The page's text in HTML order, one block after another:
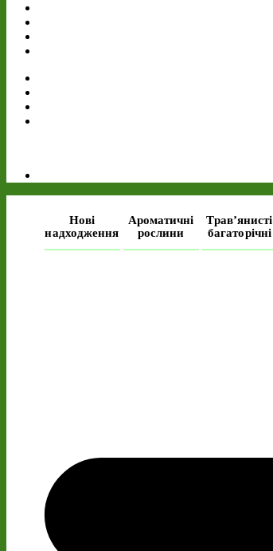
Нові
надходження
Ароматичні
рослини
Трав’янисті
багаторічні